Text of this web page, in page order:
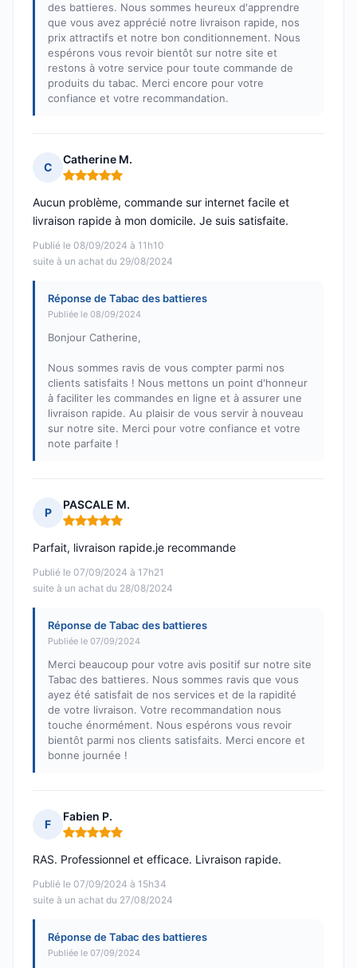
des battieres. Nous sommes heureux d'apprendre
que vous avez apprécié notre livraison rapide, nos
prix attractifs et notre bon conditionnement. Nous
espérons vous revoir bientôt sur notre site et
restons à votre service pour toute commande de
produits du tabac. Merci encore pour votre
confiance et votre recommandation.
C
Catherine M.
Note : 5 sur 5
Publié le 08/09/2024 à 11h10
suite à un achat du 29/08/2024
Aucun problème, commande sur internet facile et
livraison rapide à mon domicile. Je suis satisfaite.
Réponse de Tabac des battieres
Publiée le 08/09/2024
Bonjour Catherine,
Nous sommes ravis de vous compter parmi nos
clients satisfaits ! Nous mettons un point d'honneur
à faciliter les commandes en ligne et à assurer une
livraison rapide. Au plaisir de vous servir à nouveau
sur notre site. Merci pour votre confiance et votre
note parfaite !
P
PASCALE M.
Note : 5 sur 5
Publié le 07/09/2024 à 17h21
suite à un achat du 28/08/2024
Parfait, livraison rapide.je recommande
Réponse de Tabac des battieres
Publiée le 07/09/2024
Merci beaucoup pour votre avis positif sur notre site
Tabac des battieres. Nous sommes ravis que vous
ayez été satisfait de nos services et de la rapidité
de votre livraison. Votre recommandation nous
touche énormément. Nous espérons vous revoir
bientôt parmi nos clients satisfaits. Merci encore et
bonne journée !
F
Fabien P.
Note : 5 sur 5
Publié le 07/09/2024 à 15h34
suite à un achat du 27/08/2024
RAS. Professionnel et efficace. Livraison rapide.
Réponse de Tabac des battieres
Publiée le 07/09/2024